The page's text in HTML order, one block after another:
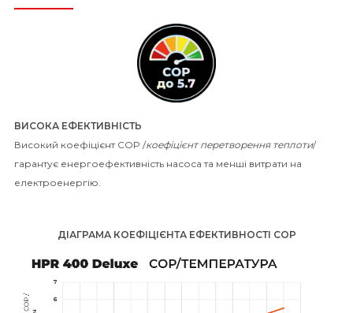
ВИСОКА ЕФЕКТИВНІСТЬ
Високий коефіцієнт COP /коефіцієнт перетворення теплоти/
гарантує енергоефективність насоса та менші витрати на
електроенергію.
ДІАГРАМА КОЕФІЦІЄНТА ЕФЕКТИВНОСТІ COP